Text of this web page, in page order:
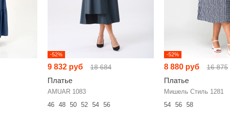
-52%
9 832 руб 18 684
Платье
AMUAR 1083
46
48 50 52 54 56
-52%
8 880 руб 16 875
Платье
Мишель Стиль 1281
54
56 58